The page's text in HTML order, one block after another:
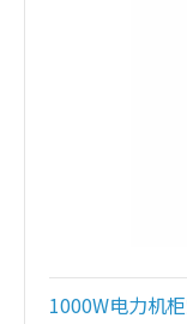
1000W电力机